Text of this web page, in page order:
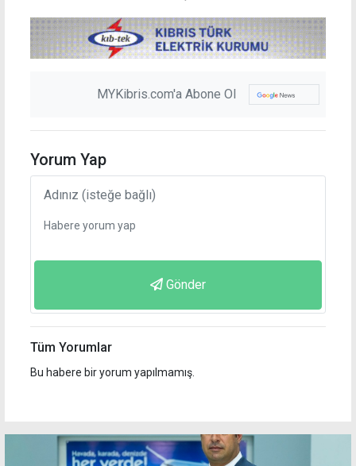
MYKibris.com'a Abone Ol
Yorum Yap
Gönder
Tüm Yorumlar
Bu habere bir yorum yapılmamış.